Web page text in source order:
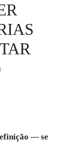
— se